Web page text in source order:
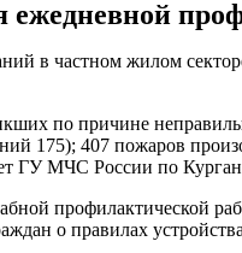
ежедневной
в частном жилом
по причине
175); 407 пожаров
ГУ МЧС России по
профилактической
о правилах